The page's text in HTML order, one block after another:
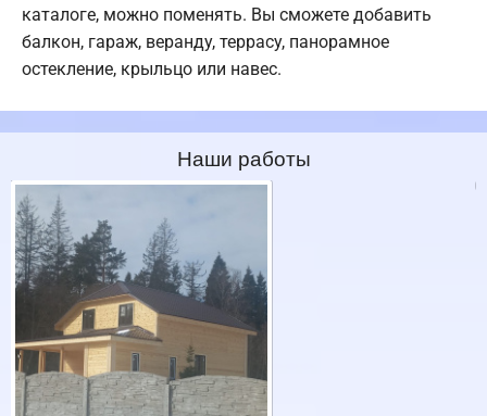
каталоге, можно поменять. Вы сможете добавить
балкон, гараж, веранду, террасу, панорамное
остекление, крыльцо или навес.
Наши работы